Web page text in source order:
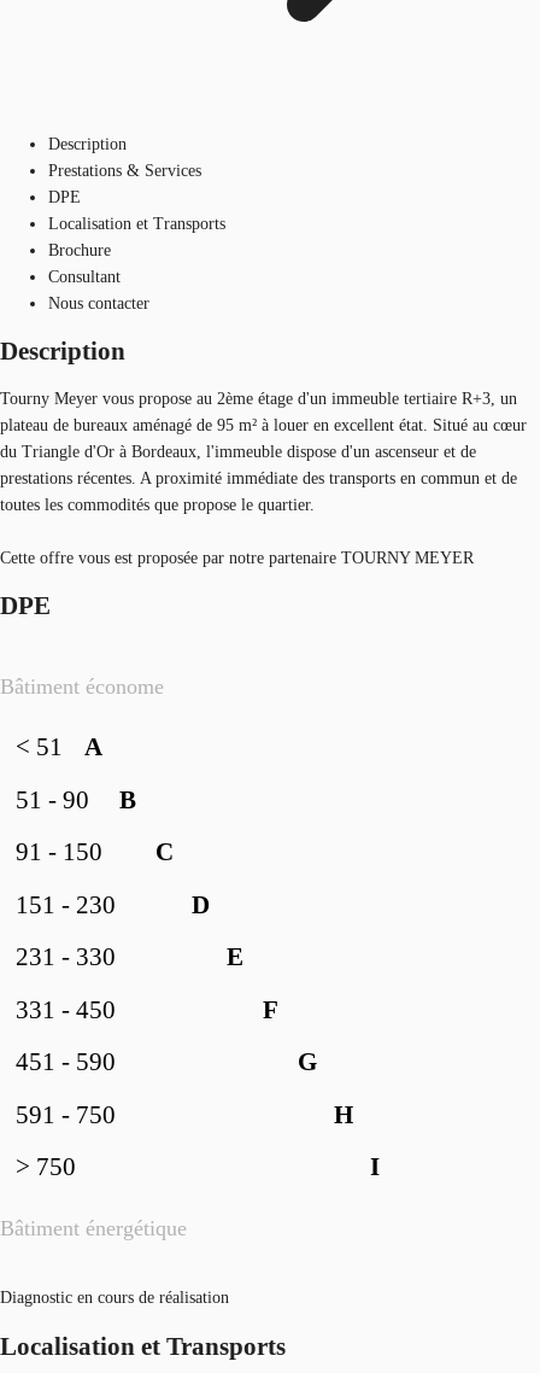
Description
Prestations & Services
DPE
Localisation et Transports
Brochure
Consultant
Nous contacter
Description
Tourny Meyer vous propose au 2ème étage d'un immeuble tertiaire R+3, un
plateau de bureaux aménagé de 95 m² à louer en excellent état. Situé au cœur
du Triangle d'Or à Bordeaux, l'immeuble dispose d'un ascenseur et de
prestations récentes. A proximité immédiate des transports en commun et de
toutes les commodités que propose le quartier.
Cette offre vous est proposée par notre partenaire TOURNY MEYER
DPE
Bâtiment économe
Bâtiment énergétique
A
< 51
B
51 - 90
C
91 - 150
D
151 - 230
E
231 - 330
F
331 - 450
G
451 - 590
H
591 - 750
I
> 750
Diagnostic en cours de réalisation
Localisation et Transports